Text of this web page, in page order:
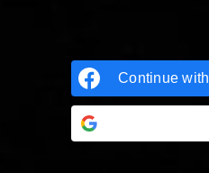
Continue with